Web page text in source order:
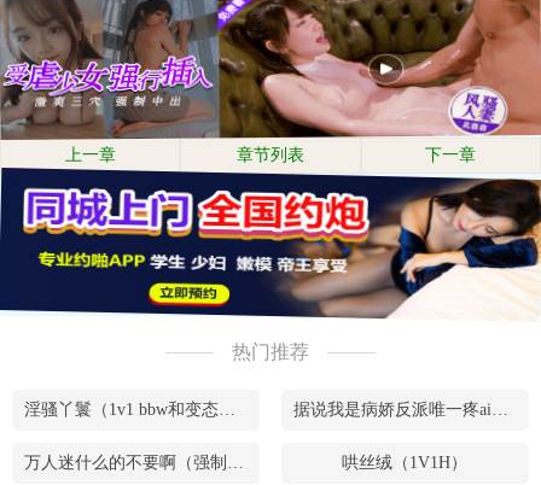
上一章 章节列表 下一章
热门推荐
淫骚丫鬟（1v1 bbw和变态腹黑男） 据说我是病娇反派唯一疼ai的妹妹（兄妹骨）
万人迷什么的不要啊（强制NPH） 哄丝绒（1V1H）